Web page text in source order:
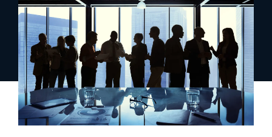
richiedi una demo
richiedi info